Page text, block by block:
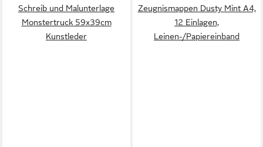
Schreib und Malunterlage
Monstertruck 59x39cm
Kunstleder
Zeugnismappen Dusty Mint A4,
12 Einlagen,
Leinen-/Papiereinband